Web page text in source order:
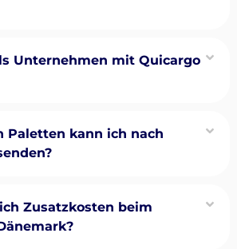
Unternehmen mit Quicargo
Paletten kann ich nach
Zusatzkosten beim